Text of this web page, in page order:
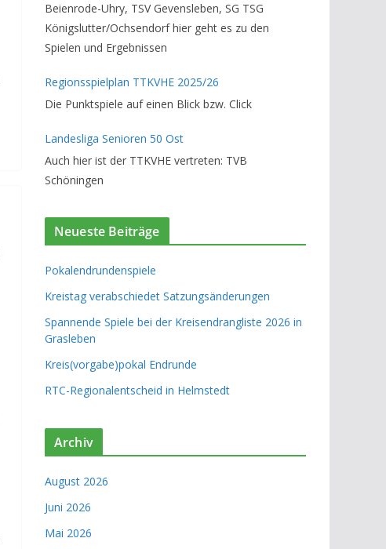
Beienrode-Uhry, TSV Gevensleben, SG TSG
Königslutter/Ochsendorf hier geht es zu den
Spielen und Ergebnissen
Regionsspielplan TTKVHE 2025/26
Die Punktspiele auf einen Blick bzw. Click
Landesliga Senioren 50 Ost
Auch hier ist der TTKVHE vertreten: TVB
Schöningen
Neueste Beiträge
Pokalendrundenspiele
Kreistag verabschiedet Satzungsänderungen
Spannende Spiele bei der Kreisendrangliste 2026 in
Grasleben
Kreis(vorgabe)pokal Endrunde
RTC-Regionalentscheid in Helmstedt
Archiv
August 2026
Juni 2026
Mai 2026